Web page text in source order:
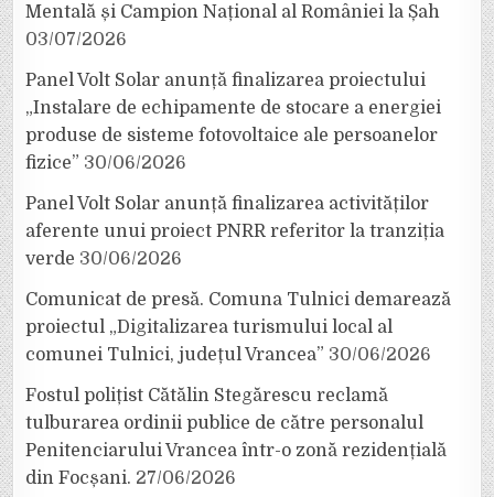
Mentală și Campion Național al României la Șah
03/07/2026
Panel Volt Solar anunță finalizarea proiectului
„Instalare de echipamente de stocare a energiei
produse de sisteme fotovoltaice ale persoanelor
fizice” 30/06/2026
Panel Volt Solar anunță finalizarea activităților
aferente unui proiect PNRR referitor la tranziția
verde 30/06/2026
Comunicat de presă. Comuna Tulnici demarează
proiectul „Digitalizarea turismului local al
comunei Tulnici, județul Vrancea” 30/06/2026
Fostul polițist Cătălin Stegărescu reclamă
tulburarea ordinii publice de către personalul
Penitenciarului Vrancea într-o zonă rezidențială
din Focșani. 27/06/2026